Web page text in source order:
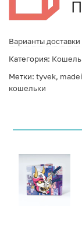
Варианты доставки
Категория:
Метки: tyvek,
кошельки